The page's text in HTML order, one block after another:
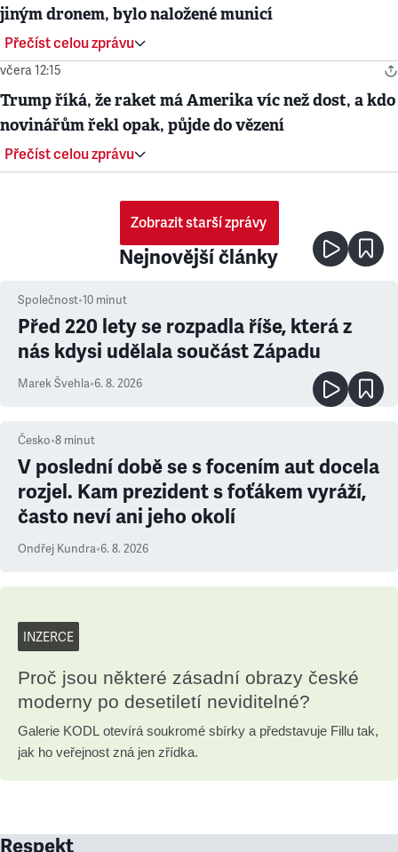
jiným dronem, bylo naložené municí
Přečíst celou zprávu
včera 12:15
Trump říká, že raket má Amerika víc než dost, a kdo
novinářům řekl opak, půjde do vězení
Přečíst celou zprávu
Zobrazit starší zprávy
Nejnovější články
Společnost•10 minut
Před 220 lety se rozpadla říše, která z
nás kdysi udělala součást Západu
Marek Švehla•6. 8. 2026
Česko•8 minut
V poslední době se s focením aut docela
rozjel. Kam prezident s foťákem vyráží,
často neví ani jeho okolí
Ondřej Kundra•6. 8. 2026
INZERCE
Proč jsou některé zásadní obrazy české
moderny po desetiletí neviditelné?
Galerie KODL otevírá soukromé sbírky a představuje Fillu tak,
jak ho veřejnost zná jen zřídka.
Respekt